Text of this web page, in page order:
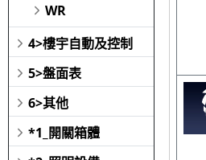
WR
4>樓宇自動及控制
5>盤面表
6>其他
*1_開關箱體